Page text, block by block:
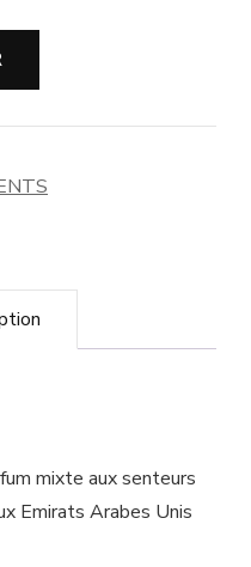
mixte aux senteurs
Emirats Arabes Unis